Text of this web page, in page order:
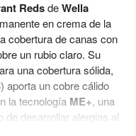
RedsdeWella
en crema de la
cobertura de canas con
un rubio claro. Su
una cobertura sólida,
aporta un cobre cálido
la tecnología ME+, una
de desarrollar alergias al